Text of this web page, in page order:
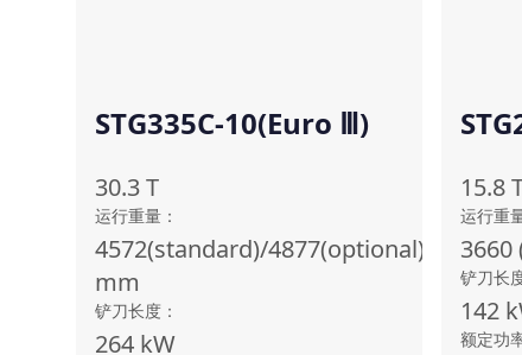
STG335C-10(Euro Ⅲ)
30.3T
运行重量 ：
4572(standard)/4877(optional)
mm
铲刀长度 ：
264 kW
15.8
运行重
3660
铲刀长
142
额定功